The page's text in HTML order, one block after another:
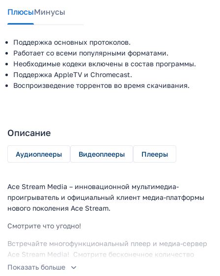
ПлюсыМинусы
Поддержка основных протоколов.
Работает со всеми популярными форматами.
Необходимые кодеки включены в состав программы.
Поддержка AppleTV и Chromecast.
Воспроизведение торрентов во время скачивания.
Описание
Аудиоплееры Видеоплееры Плееры
Ace Stream Media – инновационной мультимедиа-
проигрыватель и официальный клиент медиа-платформы
нового поколения Ace Stream.
Смотрите что угодно!
Встречайте многофункциональный плеер и медиа-сервер
Ace Stream Media! Смотрите бесконечное количество
трансляций с высочайшим качеством картинки и звука
Показать больше